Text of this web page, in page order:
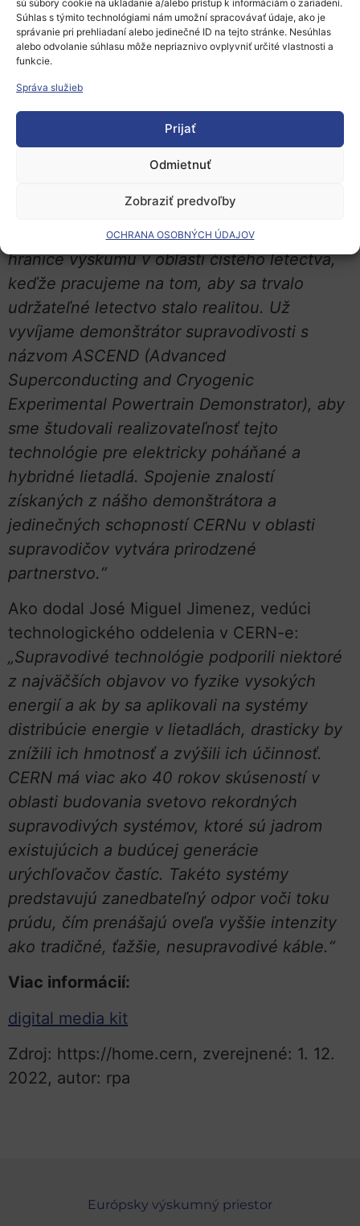
sú súbory cookie na ukladanie a/alebo prístup k informáciám o zariadení.
Súhlas s týmito technológiami nám umožní spracovávať údaje, ako je
správanie pri prehliadaní alebo jedinečné ID na tejto stránke. Nesúhlas
alebo odvolanie súhlasu môže nepriaznivo ovplyvniť určité vlastnosti a
funkcie.
Správa služieb
Prijať
Odmietnuť
Zobraziť predvoľby
OCHRANA OSOBNÝCH ÚDAJOV
Ako uviedla Sandra Bour-Schaeffer,
generálna riaditeľka spoločnosti Airbus
UpNext:
preskúmať plný potenciál technológií pre
budúce lietadlá a spolupracovať so
svetovými lídrami na príprave na túto
budúcnosť. Partnerstvo s popredným
svetu priniesol niektoré z najdôležitejších
zistení základnej fyziky, pomôže posunúť
hranice výskumu v oblasti čistého letectva,
keďže pracujeme na tom, aby sa trvalo
udržateľné letectvo stalo realitou. Už
vyvíjame demonštrátor supravodivosti s
názvom ASCEND (Advanced
Superconducting and Cryogenic
Experimental Powertrain Demonstrator), aby
sme študovali realizovateľnosť tejto
technológie pre elektricky poháňané a
hybridné lietadlá. Spojenie znalostí
získaných z nášho demonštrátora a
jedinečných schopností CERNu v oblasti
supravodičov vytvára prirodzené
partnerstvo.“
Ako dodal José Miguel Jimenez, vedúci
technologického oddelenia v CERN-e:
„Supravodivé technológie podporili niektoré
z najväčších objavov vo fyzike vysokých
energií a ak by sa aplikovali na systémy
distribúcie energie v lietadlách, drasticky by
znížili ich hmotnosť a zvýšili ich účinnosť.
CERN má viac ako 40 rokov skúseností v
oblasti budovania svetovo rekordných
supravodivých systémov, ktoré sú jadrom
existujúcich a budúcej generácie
urýchľovačov častíc. Takéto systémy
predstavujú zanedbateľný odpor voči toku
prúdu, čím prenášajú oveľa vyššie intenzity
ako tradičné, ťažšie, nesupravodivé káble.“
Viac informácií:
digital media kit
Zdroj: https://home.cern, zverejnené: 1. 12.
2022, autor: rpa
Európsky výskumný priestor